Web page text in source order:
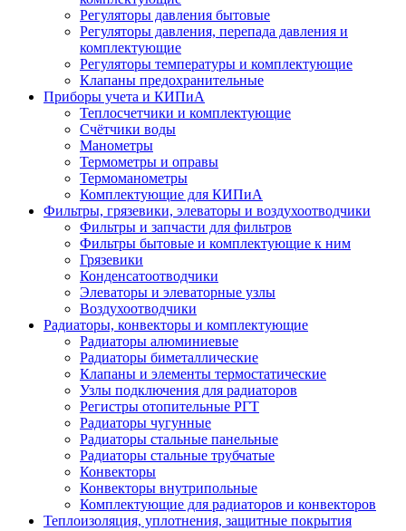
Регуляторы давления бытовые
Регуляторы давления, перепада давления и
комплектующие
Регуляторы температуры и комплектующие
Клапаны предохранительные
Приборы учета и КИПиА
Теплосчетчики и комплектующие
Счётчики воды
Манометры
Термометры и оправы
Термоманометры
Комплектующие для КИПиА
Фильтры, грязевики, элеваторы и воздухоотводчики
Фильтры и запчасти для фильтров
Фильтры бытовые и комплектующие к ним
Грязевики
Конденсатоотводчики
Элеваторы и элеваторные узлы
Воздухоотводчики
Радиаторы, конвекторы и комплектующие
Радиаторы алюминиевые
Радиаторы биметаллические
Клапаны и элементы термостатические
Узлы подключения для радиаторов
Регистры отопительные РГТ
Радиаторы чугунные
Радиаторы стальные панельные
Радиаторы стальные трубчатые
Конвекторы
Конвекторы внутрипольные
Комплектующие для радиаторов и конвекторов
Теплоизоляция, уплотнения, защитные покрытия